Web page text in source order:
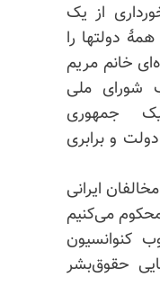
از یک
دولتها را
از برنامهٔ ۱۰ماده‌ای خانم مریم
شورای ملی
جمهوری
و برابری
ایرانی
محکوم می‌کنیم
کنوانسیون
حقوق‌بشر